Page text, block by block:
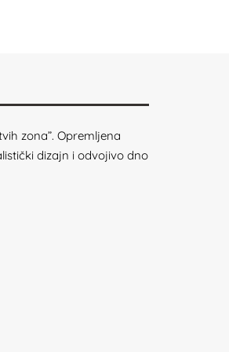
zona”. Opremljena
dizajn i odvojivo dno